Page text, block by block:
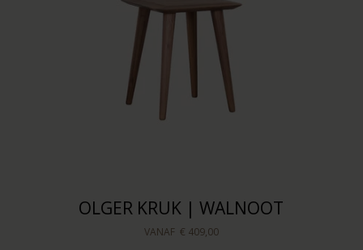
OLGER KRUK | WALNOOT
VANAF € 409,00